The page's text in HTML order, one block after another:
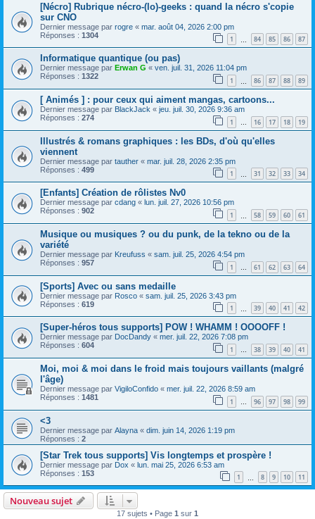
[Nécro] Rubrique nécro-(lo)-geeks : quand la nécro s'copie
sur CNO
Dernier message par rogre « mar. août 04, 2026 2:00 pm
Réponses : 1304 1 84 85 86 87
Informatique quantique (ou pas)
Dernier message par Erwan G « ven. juil. 31, 2026 11:04 pm
Réponses : 1322 1 86 87 88 89
[ Animés ] : pour ceux qui aiment mangas, cartoons...
Dernier message par BlackJack « jeu. juil. 30, 2026 9:36 am
Réponses : 274 1 … 16 17 18 19
Illustrés & romans graphiques : les BDs, d'où qu'elles
viennent
Dernier message par tauther « mar. juil. 28, 2026 2:35 pm
Réponses : 499 1 31 32 33 34
[Enfants] Création de rôlistes Nv0
Dernier message par cdang « lun. juil. 27, 2026 10:56 pm
Réponses : 902 1 58 59 60 61
Musique ou musiques ? ou du punk, de la tekno ou de la
variété
Dernier message par Kreufuss « sam. juil. 25, 2026 4:54 pm
Réponses : 957 1 … 61 62 63 64
[Sports] Avec ou sans medaille
Dernier message par Rosco « sam. juil. 25, 2026 3:43 pm
Réponses : 619 1 39 40 41 42
[Super-héros tous supports] POW ! WHAMM ! OOOOFF !
Dernier message par DocDandy « mer. juil. 22, 2026 7:08 pm
Réponses : 604 1 … 38 39 40 41
Moi, moi & moi dans le froid mais toujours vaillants (malgré
l'âge)
Dernier message par VigiloConfido « mer. juil. 22, 2026 8:59 am
Réponses : 1481 1 … 96 97 98 99
<3
Dernier message par Alayna « dim. juin 14, 2026 1:19 pm
Réponses : 2
[Star Trek tous supports] Vis longtemps et prospère !
Dernier message par Dox « lun. mai 25, 2026 6:53 am
Réponses : 153 1 8 9 10 11
Nouveau sujet
17 sujets • Page 1 sur 1